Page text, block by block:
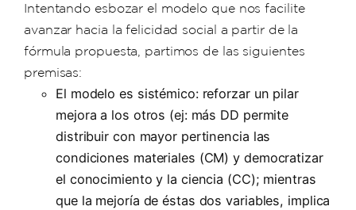
Intentando esbozar el modelo que nos facilite
avanzar hacia la felicidad social a partir de la
fórmula propuesta, partimos de las siguientes
premisas:
El modelo es sistémico: reforzar un pilar
mejora a los otros (ej: más DD permite
distribuir con mayor pertinencia las
condiciones materiales (CM) y democratizar
el conocimiento y la ciencia (CC); mientras
que la mejoría de éstas dos variables, implica